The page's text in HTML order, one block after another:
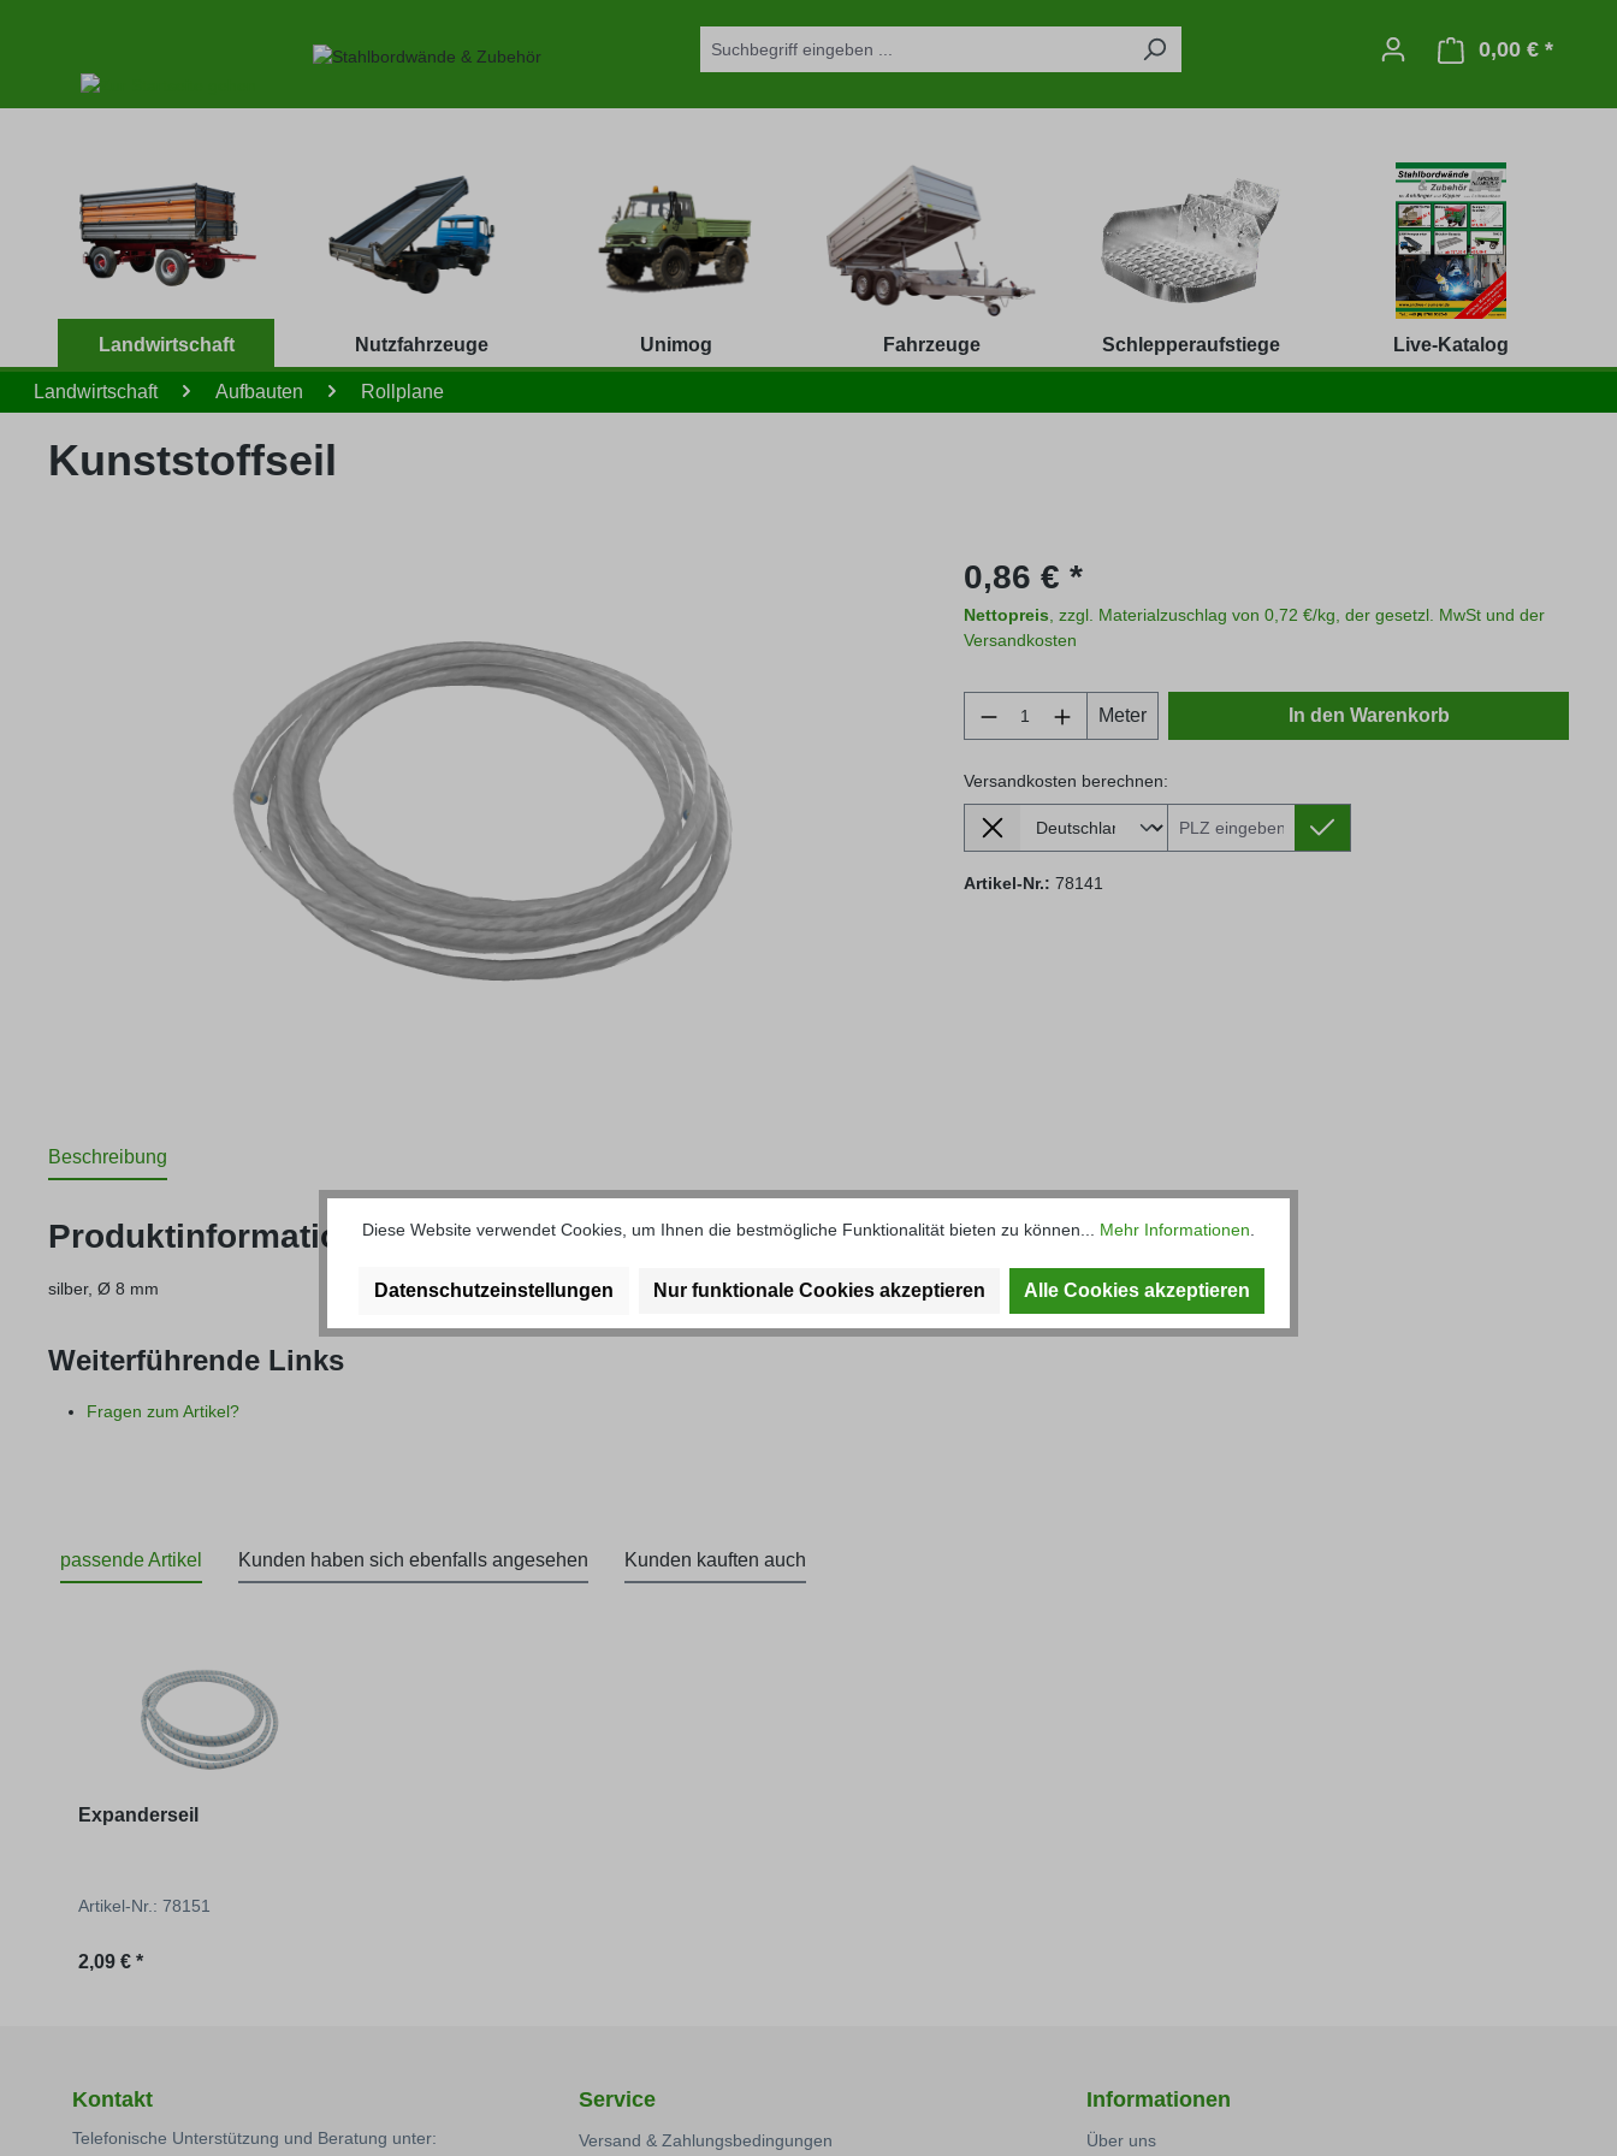
0,00 € *
Landwirtschaft Nutzfahrzeuge Unimog Fahrzeuge Schlepperaufstiege Live-Katalog
Landwirtschaft Aufbauten Rollplane
Kunststoffseil
Regulärer Preis:
0,86 € *
Nettopreis , zzgl. Materialzuschlag von 0,72 €/kg, der gesetzl. MwSt und der
Versandkosten
Produkt Anzahl: Gib den gewünschten Wert ein
Meter In den Warenkorb
Versandkosten berechnen:
Lieferland
Versandkosten berechnen:
Artikel-Nr.: 78141
Beschreibung
Produktinformationen "Kunststoffseil"
silber, Ø 8 mm
Weiterführende Links
Fragen zum Artikel?
passende Artikel Kunden haben sich ebenfalls angesehen Kunden kauften auch
Expanderseil
Artikel-Nr.: 78151
Regulärer Preis:
2,09 € *
Kontakt
Telefonische Unterstützung und Beratung unter:
Service
Versand & Zahlungsbedingungen
Informationen
Über uns
Diese Website verwendet Cookies, um Ihnen die bestmögliche Funktionalität bieten zu können... Mehr Informationen.
Datenschutzeinstellungen Nur funktionale Cookies akzeptieren Alle Cookies akzeptieren